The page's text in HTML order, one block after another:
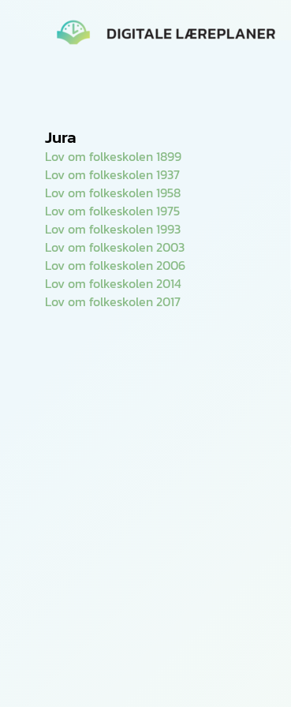
Jura
Lov om folkeskolen 1899
Lov om folkeskolen 1937
Lov om folkeskolen 1958
Lov om folkeskolen 1975
Lov om folkeskolen 1993
Lov om folkeskolen 2003
Lov om folkeskolen 2006
Lov om folkeskolen 2014
Lov om folkeskolen 2017